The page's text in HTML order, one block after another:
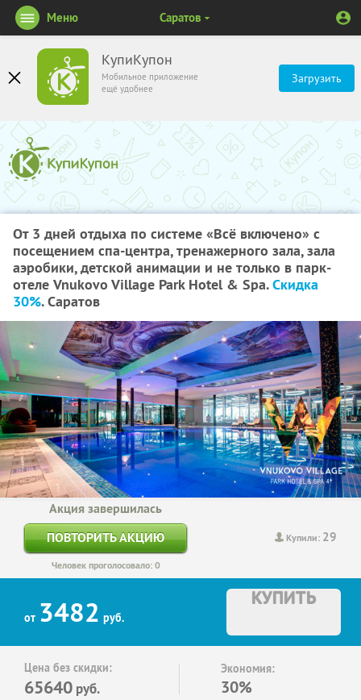
КупиКупон
Мобильное приложение
ещё удобнее
Загрузить
Меню Саратов
От 3 дней отдыха по системе «Всё включено» с
посещением спа-центра, тренажерного зала, зала
аэробики, детской анимации и не только в парк-
отеле Vnukovo Village Park Hotel & Spa.Скидка
30%. Саратов
Купили: 29
Акция завершилась
ПОВТОРИТЬ АКЦИЮ
Человек проголосовало: 0
от 3482 руб.
КУПИТЬ
Цена без скидки:
65640 руб.
Экономия:
30%